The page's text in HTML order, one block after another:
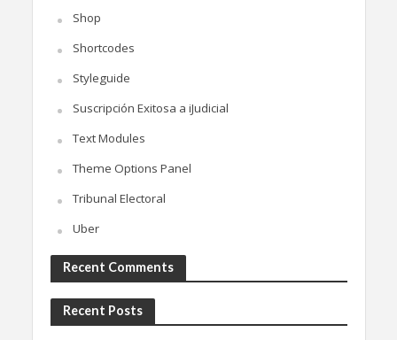
Shop
Shortcodes
Styleguide
Suscripción Exitosa a iJudicial
Text Modules
Theme Options Panel
Tribunal Electoral
Uber
Recent Comments
Recent Posts